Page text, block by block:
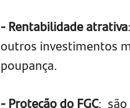
- Rentabilidade atrativa
outros investimentos
poupança.
- Proteção do FGC: são